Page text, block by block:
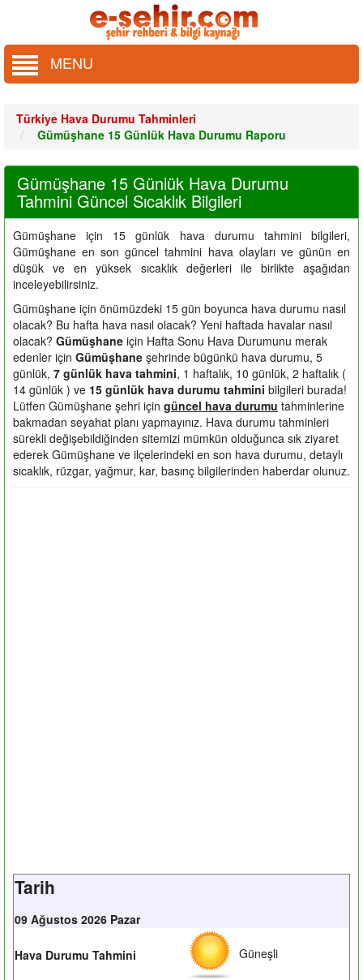
MENU
Türkiye Hava Durumu Tahminleri
Gümüşhane 15 Günlük Hava Durumu Raporu
Gümüşhane 15 Günlük Hava Durumu
Tahmini Güncel Sıcaklık Bilgileri
Gümüşhane için 15 günlük hava durumu tahmini bilgileri,
Gümüşhane en son güncel tahmini hava olayları ve günün en
düşük ve en yüksek sıcaklık değerleri ile birlikte aşağıdan
inceleyebilirsiniz.
Gümüşhane için önümüzdeki 15 gün boyunca hava durumu nasıl
olacak? Bu hafta hava nasıl olacak? Yeni haftada havalar nasıl
olacak? Gümüşhane için Hafta Sonu Hava Durumunu merak
edenler için Gümüşhane şehrinde bügünkü hava durumu, 5
günlük, 7 günlük hava tahmini, 1 haftalık, 10 günlük, 2 haftalık (
14 günlük ) ve 15 günlük hava durumu tahmini bilgileri burada!
Lütfen Gümüşhane şehri için güncel hava durumu tahminlerine
bakmadan seyahat planı yapmayınız. Hava durumu tahminleri
sürekli değişebildiğinden sitemizi mümkün olduğunca sık ziyaret
ederek Gümüşhane ve ilçelerindeki en son hava durumu, detaylı
sıcaklık, rüzgar, yağmur, kar, basınç bilgilerinden haberdar olunuz.
Tarih
09 Ağustos 2026 Pazar
Hava Durumu Tahmini Güneşli